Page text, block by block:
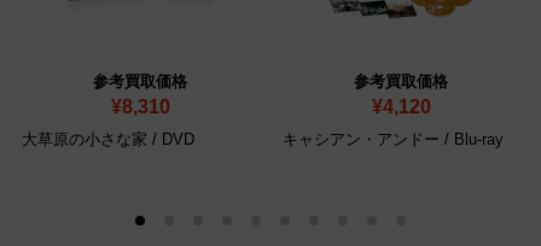
参考買取価格
¥8,310
大草原の小さな家 / DVD
参考買取価格
¥4,120
キャシアン・アンドー / Blu-ray